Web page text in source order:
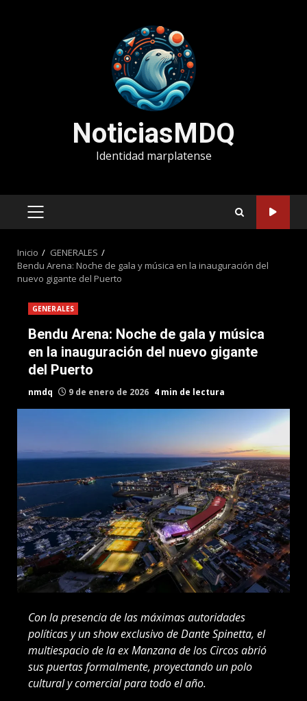
NoticiasMDQ
Identidad marplatense
MENÚ
Inicio
GENERALES
Bendu Arena: Noche de gala y música en la inauguración del
nuevo gigante del Puerto
GENERALES
Bendu Arena: Noche de gala y música
en la inauguración del nuevo gigante
del Puerto
nmdq 9 de enero de 2026 4 min de lectura
Con la presencia de las máximas autoridades
políticas y un show exclusivo de Dante Spinetta, el
multiespacio de la ex Manzana de los Circos abrió
sus puertas formalmente, proyectando un polo
cultural y comercial para todo el año.